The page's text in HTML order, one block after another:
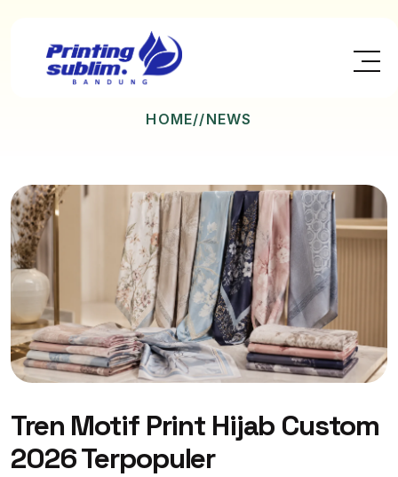
HOME//NEWS
Tren Motif Print Hijab Custom
2026 Terpopuler